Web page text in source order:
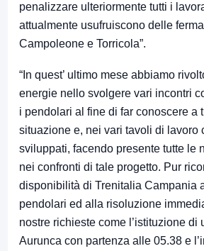
penalizzare ulteriormente tutti i
attualmente usufruiscono delle
Campoleone e Torricola”.
“In quest’ ultimo mese abbiamo
energie nello svolgere vari incontri
i pendolari al fine di far conoscere a
situazione e, nei vari tavoli di lavoro
sviluppati, facendo presente tutte le
nei confronti di tale progetto. Pur
disponibilità di Trenitalia Campania
pendolari ed alla risoluzione
nostre richieste come l’istituzione di
Aurunca con partenza alle 05.38 e